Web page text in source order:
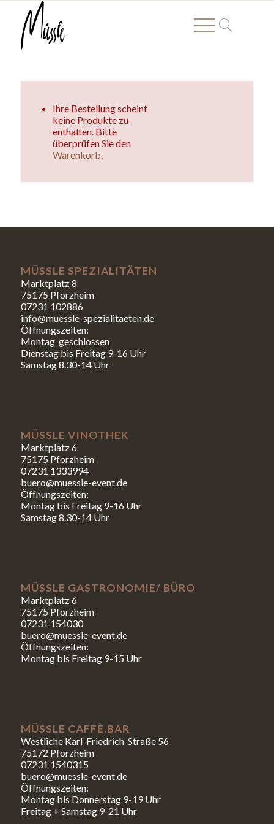
Ihre Bestellung scheint
keine Produkte zu
enthalten. Bitte
überprüfen Sie den
Warenkorb.
MÜSSLE SPEZIALITÄTEN
Marktplatz 8
75175 Pforzheim
07231 102886
info@muessle-spezialitaeten.de
Öffnungszeiten:
Montag geschlossen
Dienstag bis Freitag 9-16 Uhr
Samstag 8.30-14 Uhr
MÜSSLE VINOTHEK
Marktplatz 6
75175 Pforzheim
07231 1333994
buero@muessle-event.de
Öffnungszeiten:
Montag bis Freitag 9-16 Uhr
Samstag 8.30-14 Uhr
MÜSSLE GASTRONOMIE/ BÜRO
Marktplatz 6
75175 Pforzheim
07231 154030
buero@muessle-event.de
Öffnungszeiten:
Montag bis Freitag 9-15 Uhr
MÜSSLE CAFFÈ.BAR
Westliche Karl-Friedrich-Straße 56
75172 Pforzheim
07231 1540315
buero@muessle-event.de
Öffnungszeiten:
Montag bis Donnerstag 9-19 Uhr
Freitag + Samstag 9-21 Uhr